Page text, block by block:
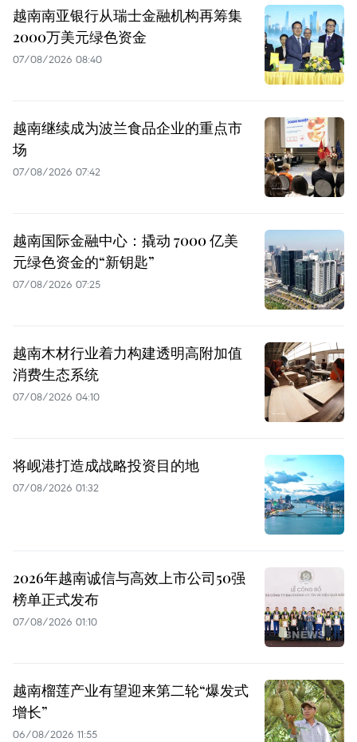
越南南亚银行从瑞士金融机构再筹集
2000万美元绿色资金
07/08/2026 08:40
越南继续成为波兰食品企业的重点市
场
07/08/2026 07:42
越南国际金融中心：撬动 7000 亿美
元绿色资金的“新钥匙”
07/08/2026 07:25
越南木材行业着力构建透明高附加值
消费生态系统
07/08/2026 04:10
将岘港打造成战略投资目的地
07/08/2026 01:32
2026年越南诚信与高效上市公司50强
榜单正式发布
07/08/2026 01:10
越南榴莲产业有望迎来第二轮“爆发式
增长”
06/08/2026 11:55